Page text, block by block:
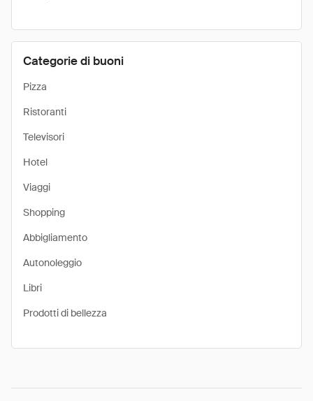
Categorie di buoni
Pizza
Ristoranti
Televisori
Hotel
Viaggi
Shopping
Abbigliamento
Autonoleggio
Libri
Prodotti di bellezza